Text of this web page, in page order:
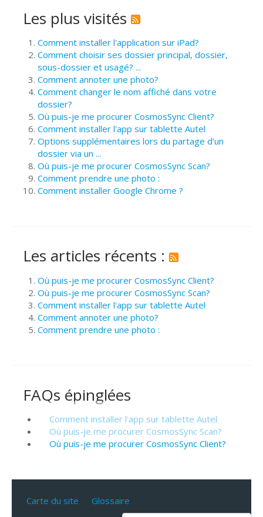
Les plus visités
Comment installer l'application sur iPad?
Comment choisir ses dossier principal, dossier,
sous-dossier et usagé? ...
Comment annoter une photo?
Comment changer le nom affiché dans votre
dossier?
Où puis-je me procurer CosmosSync Client?
Comment installer l'app sur tablette Autel
Options supplémentaires lors du partage d’un
dossier via un ...
Où puis-je me procurer CosmosSync Scan?
Comment prendre une photo :
Comment installer Google Chrome ?
Les articles récents :
Où puis-je me procurer CosmosSync Client?
Où puis-je me procurer CosmosSync Scan?
Comment installer l'app sur tablette Autel
Comment annoter une photo?
Comment prendre une photo :
FAQs épinglées
Comment installer l'app sur tablette Autel
Où puis-je me procurer CosmosSync Scan?
Où puis-je me procurer CosmosSync Client?
Carte du site Glossaire